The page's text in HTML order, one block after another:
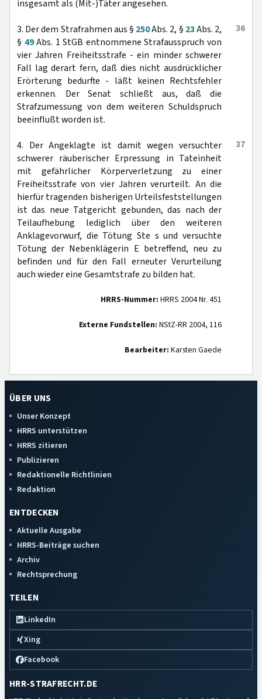
insgesamt als (Mit-)Täter angesehen.
36
3. Der dem Strafrahmen aus § 250Abs. 2, § 23Abs. 2,
§ 49Abs. 1 StGB entnommene Strafausspruch von
vier Jahren Freiheitsstrafe - ein minder schwerer
Fall lag derart fern, daß dies nicht ausdrücklicher
Erörterung bedurfte - läßt keinen Rechtsfehler
erkennen. Der Senat schließt aus, daß die
Strafzumessung von dem weiteren Schuldspruch
beeinflußt worden ist.
37
4. Der Angeklagte ist damit wegen versuchter
schwerer räuberischer Erpressung in Tateinheit
mit gefährlicher Körperverletzung zu einer
Freiheitsstrafe von vier Jahren verurteilt. An die
hierfür tragenden bisherigen Urteilsfeststellungen
ist das neue Tatgericht gebunden, das nach der
Teilaufhebung lediglich über den weiteren
Anklagevorwurf, die Tötung Ste s und versuchte
Tötung der Nebenklägerin E betreffend, neu zu
befinden und für den Fall erneuter Verurteilung
auch wieder eine Gesamtstrafe zu bilden hat.
HRRS-Nummer: HRRS 2004 Nr. 451
Externe Fundstellen: NStZ-RR 2004, 116
Bearbeiter: Karsten Gaede
ÜBER UNS
Unser Konzept
HRRS unterstützen
HRRS zitieren
Publizieren
Redaktionelle Richtlinien
Redaktion
ENTDECKEN
Aktuelle Ausgabe
HRRS-Beiträge suchen
Archiv
Rechtsprechung
TEILEN
LinkedIn
Xing
Facebook
HRR-STRAFRECHT.DE